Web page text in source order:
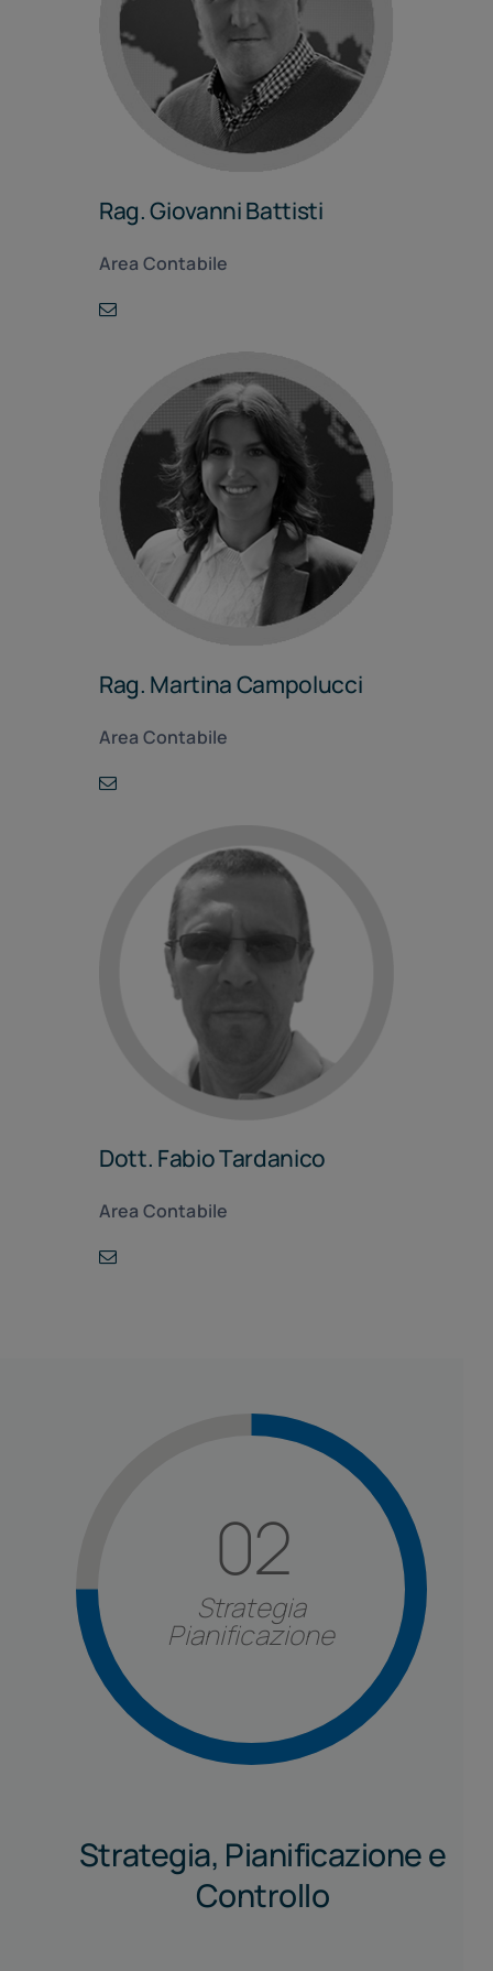
Rag. Giovanni Battisti
Area Contabile
Rag. Martina Campolucci
Area Contabile
Dott. Fabio Tardanico
Area Contabile
02
Strategia
Pianificazione
Strategia, Pianificazione e
Controllo